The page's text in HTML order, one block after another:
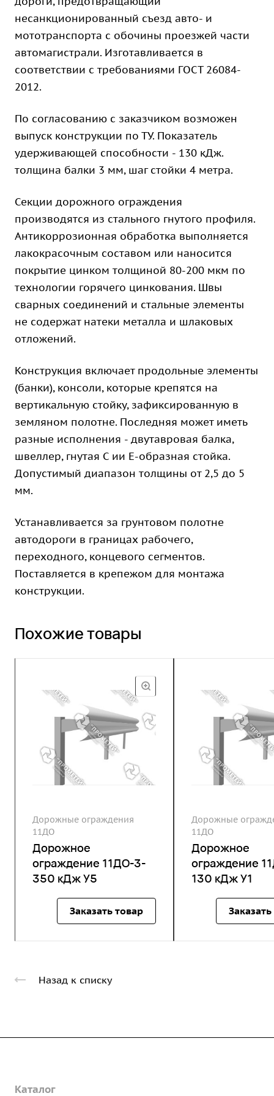
несанкционированный съезд авто- и
мототранспорта с обочины проезжей части
автомагистрали. Изготавливается в
соответствии с требованиями ГОСТ 26084-
2012.
По согласованию с заказчиком возможен
выпуск конструкции по ТУ. Показатель
удерживающей способности - 130 кДж.
толщина балки 3 мм, шаг стойки 4 метра.
Секции дорожного ограждения
производятся из стального гнутого профиля.
Антикоррозионная обработка выполняется
лакокрасочным составом или наносится
покрытие цинком толщиной 80-200 мкм по
технологии горячего цинкования. Швы
сварных соединений и стальные элементы
не содержат натеки металла и шлаковых
отложений.
Конструкция включает продольные элементы
(банки), консоли, которые крепятся на
вертикальную стойку, зафиксированную в
земляном полотне. Последняя может иметь
разные исполнения - двутавровая балка,
швеллер, гнутая С ии Е-образная стойка.
Допустимый диапазон толщины от 2,5 до 5
мм.
Устанавливается за грунтовом полотне
автодороги в границах рабочего,
переходного, концевого сегментов.
Поставляется в крепежом для монтажа
конструкции.
Похожие товары
Дорожные ограждения
11ДО
Дорожное
ограждение 11ДО-3-
350 кДж У5
Заказать товар
Дорожные
11ДО
Дорожное
ограждение
130 кДж У1
Назад к списку
О предприятии
Каталог